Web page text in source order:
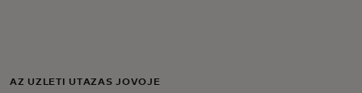
Vállalkozásoknak
AZ ÜZLETI UTAZÁS JÖVŐJE